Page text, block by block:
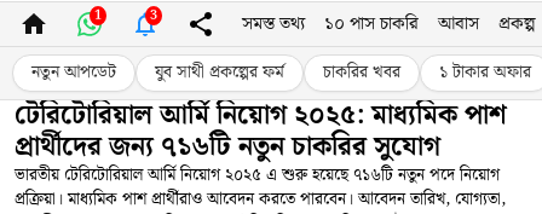
1 3 সমস্ত তথ্য ১০ পাস চাকরি আবাস প্রকল্প
নতুন আপডেট যুব সাথী প্রকল্পের ফর্ম চাকরির খবর ১ টাকার অফার
টেরিটোরিয়াল আর্মি নিয়োগ ২০২৫: মাধ্যমিক পাশ
প্রার্থীদের জন্য ৭১৬টি নতুন চাকরির সুযোগ
ভারতীয় টেরিটোরিয়াল আর্মি নিয়োগ ২০২৫ এ শুরু হয়েছে ৭১৬টি নতুন পদে নিয়োগ
প্রক্রিয়া। মাধ্যমিক পাশ প্রার্থীরাও আবেদন করতে পারবেন। আবেদন তারিখ, যোগ্যতা,